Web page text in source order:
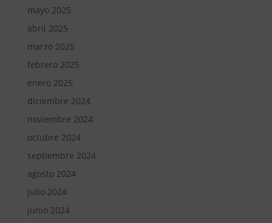
mayo 2025
abril 2025
marzo 2025
febrero 2025
enero 2025
diciembre 2024
noviembre 2024
octubre 2024
septiembre 2024
agosto 2024
julio 2024
junio 2024